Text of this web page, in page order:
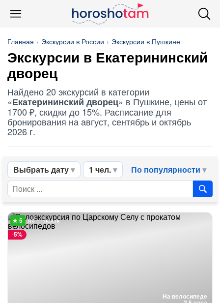
Главная Экскурсии в России Экскурсии в Пушкине
Экскурсии в Екатерининский
дворец
Найдено 20 экскурсий в категории
«Екатерининский дворец» в Пушкине, цены от
1700 ₽, скидки до 15%. Расписание для
бронирования на август, сентябрь и октябрь
2026 г.
Выбрать дату 1 чел. По популярности
На велосипеде
-5%
89 отзывов